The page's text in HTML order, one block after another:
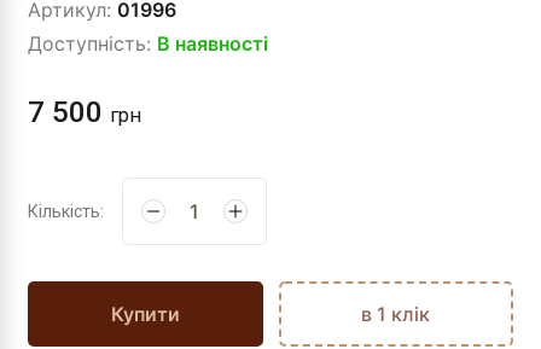
Артикул: 01996
Доступність: В наявності
7 500 грн
Кількість:
Купити в 1 клік